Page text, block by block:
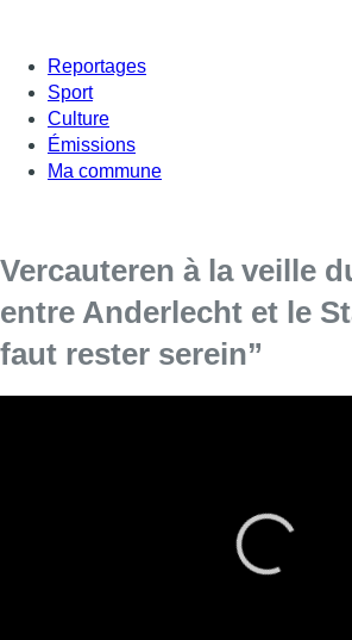
Reportages
Sport
Culture
Émissions
Ma commune
Vercauteren à la veille
entre Anderlecht et le
faut rester serein”